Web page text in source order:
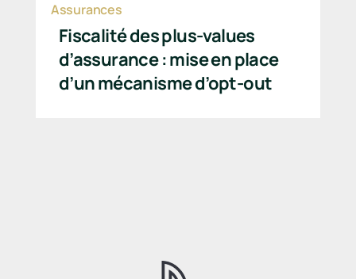
Fiscalité des plus-values
d’assurance : mise en place
d’un mécanisme d’opt-out
Assurances